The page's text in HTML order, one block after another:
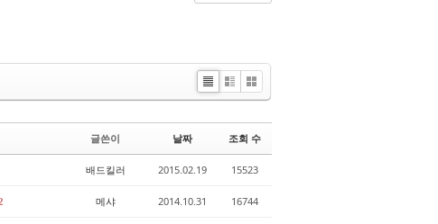
Li
Zi
e
G
le
r
y
글쓴이 날짜 조회 수
배드킬러 2015.02.19 15523
메샤 2014.10.31 16744